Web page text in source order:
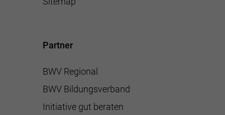
Partner
BWV Regional
BWV Bildungsverband
Initiative gut beraten